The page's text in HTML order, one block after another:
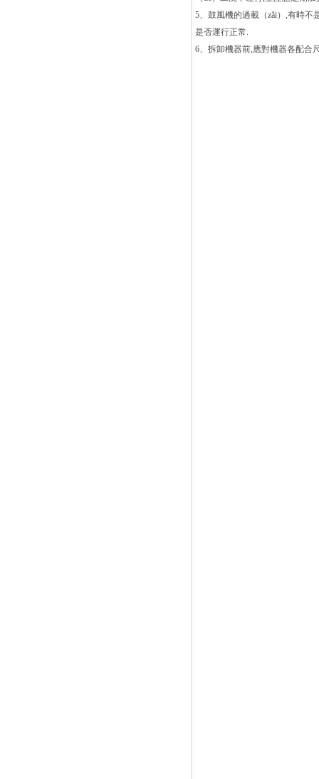
5、鼓風機的過載（zǎi）,有時不
是否運行正常.
6、拆卸機器前,應對機器各配合